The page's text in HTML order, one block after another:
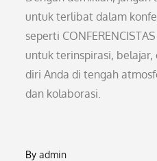
untuk terlibat dalam
seperti
untuk terinspirasi,
diri Anda di tengah
dan kolaborasi.
Byadmin